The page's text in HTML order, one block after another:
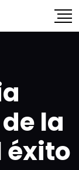
la
éxito